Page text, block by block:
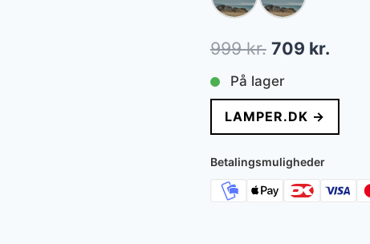
999kr. Den
oprindelige
pris
var:
999 kr..
709 kr.Den
pris
er:
På lager
LAMPER.DK →
Betalingsmuligheder